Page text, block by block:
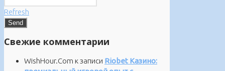
Refresh
Свежие комментарии
WishHour.Com к записи Riobet Казино: